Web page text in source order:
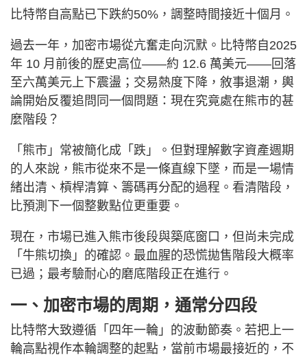
比特幣自高點已下跌約50%，調整時間接近十個月。
過去一年，加密市場從亢奮走向沉默。比特幣自2025
年 10 月前後的歷史高位——約 12.6 萬美元——回落
至六萬美元上下震盪；交易熱度下降，敘事退潮，輿
論開始反覆追問同一個問題：現在究竟處在熊市的甚
麼階段？
「熊市」常被簡化成「跌」。但對理解數字資產週期
的人來說，熊市從來不是一條直線下墜，而是一場情
緒出清、槓桿清算、籌碼再分配的過程。看清階段，
比預測下一個整數點位更重要。
現在，市場已進入熊市後段與築底窗口，但尚未完成
「牛熊切換」的確認。最血腥的恐慌拋售階段大概率
已過；最考驗耐心的磨底階段正在進行。
一、加密市場的周期，通常分四段
比特幣大致遵循「四年一輪」的波動節奏。若把上一
輪高點視作本輪調整的起點，當前市場最接近的，不